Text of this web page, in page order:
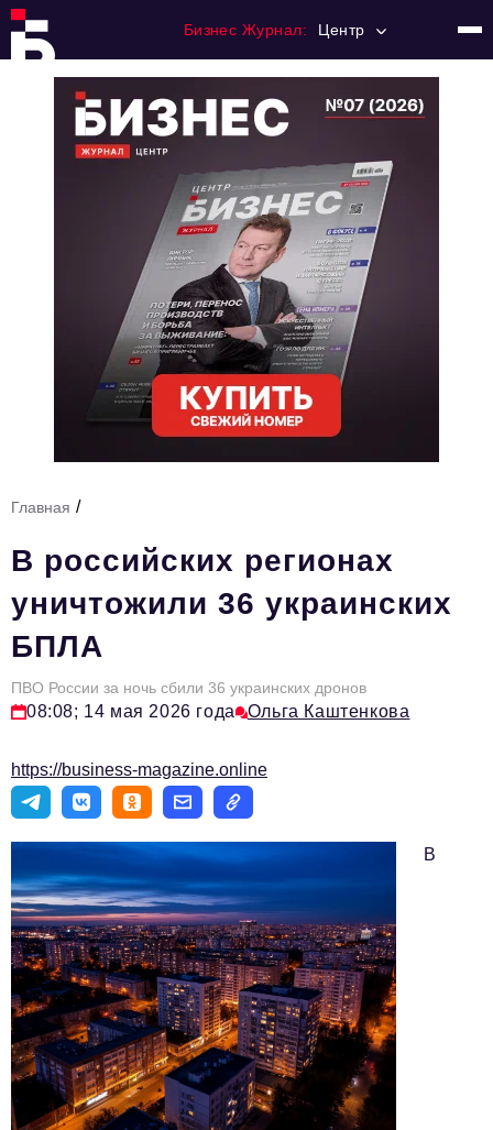
Бизнес Журнал: Центр
Регулирование
Премия "Тульский Бизнес"
История тульского предпринимательства
Тема номера
HR
Персона номера
Инфраструктура развития
Туризм
Импортозамещение
Авторские материалы
Видео
Телефон редакции:+7 495 727-01-67
Электронные почты редакции:
Информационный отдел
info@business-magazine.online
Отдел рекламы
Главная /
В российских регионах
уничтожили 36 украинских
БПЛА
ПВО России за ночь сбили 36 украинских дронов
08:08; 14 мая 2026 года Ольга Каштенкова
https://business-magazine.online
В